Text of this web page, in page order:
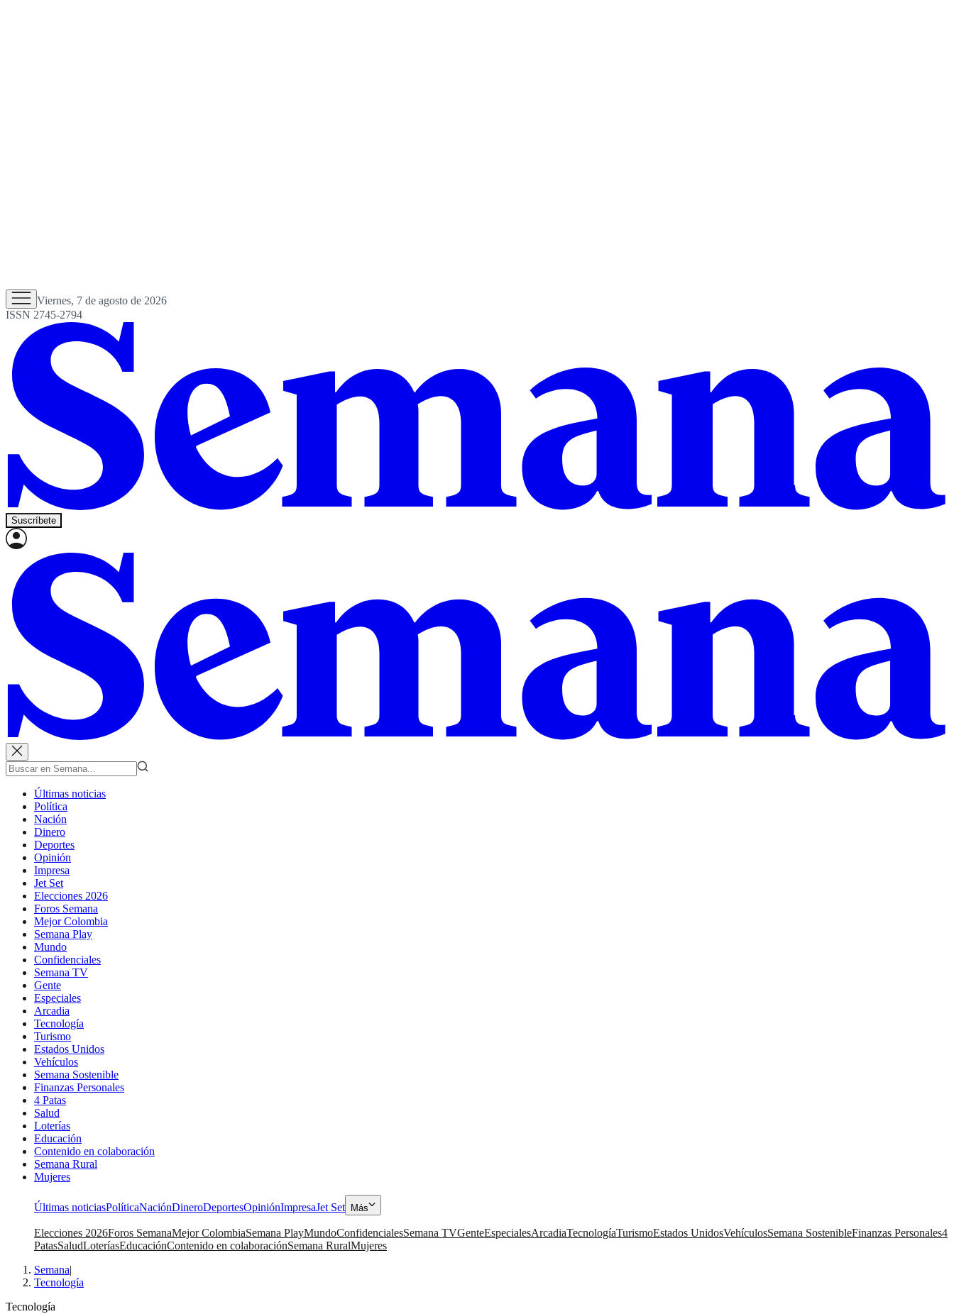
Viernes, 7 de agosto de 2026
ISSN 2745-2794
Suscríbete
Últimas noticias
Política
Nación
Dinero
Deportes
Opinión
Impresa
Jet Set
Elecciones 2026
Foros Semana
Mejor Colombia
Semana Play
Mundo
Confidenciales
Semana TV
Gente
Especiales
Arcadia
Tecnología
Turismo
Estados Unidos
Vehículos
Semana Sostenible
Finanzas Personales
4 Patas
Salud
Loterías
Educación
Contenido en colaboración
Semana Rural
Mujeres
Últimas noticiasPolíticaNaciónDineroDeportesOpiniónImpresaJet Set Más
Elecciones 2026Foros SemanaMejor ColombiaSemana PlayMundoConfidencialesSemana TVGenteEspecialesArcadiaTecnologíaTurismoEstados UnidosVehículosSemana SostenibleFinanzas Personales4
PatasSaludLoteríasEducaciónContenido en colaboraciónSemana RuralMujeres
Semana|
Tecnología
Tecnología